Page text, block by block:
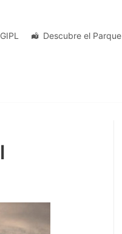
Descubre el Parque